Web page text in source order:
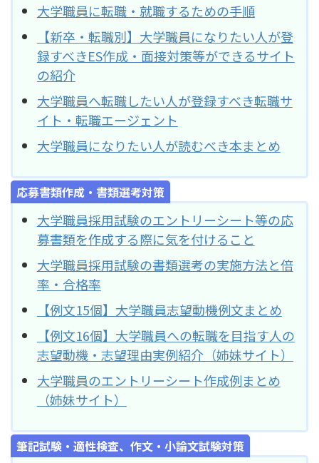
大学職員に転職・就職するための手順
【新卒・転職別】大学職員になりたい人が登
録すべきES作成・面接対策等ができるサイト
の紹介
大学職員へ転職したい人が登録すべき転職サ
イト・転職エージェント
大学職員になりたい人が読むべき本まとめ
応募書類作成・書類選考対策
大学職員採用試験のエントリーシート等の応
募書類を作成する際に気を付けること
大学職員採用試験の書類選考の実施方法と倍
率・合格率
【例文15個】大学職員志望動機例文まとめ
【例文16個】大学職員への転職を目指す人の
志望動機・志望理由実例紹介（姉妹サイト）
大学職員のエントリーシート作成例まとめ
（姉妹サイト）
筆記試験・適性検査、作文・小論文試験対策